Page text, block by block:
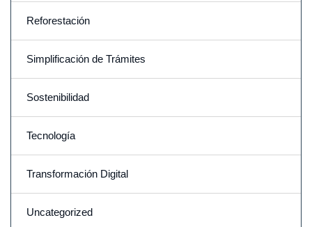
Reforestación
Simplificación de Trámites
Sostenibilidad
Tecnología
Transformación Digital
Uncategorized